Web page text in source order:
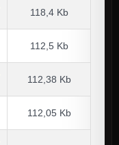
118,4 Kb
112,5 Kb
112,38 Kb
112,05 Kb